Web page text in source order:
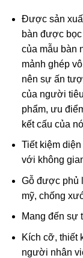
Được sản
bàn được
của mẫu bàn
mảnh ghép
nên sự ấn
của người
phẩm, ưu
kết cấu của
Tiết kiệm
với không
Gỗ được phủ
mỹ, chống
Mang đến sự
Kích cỡ, thiết
người nhân